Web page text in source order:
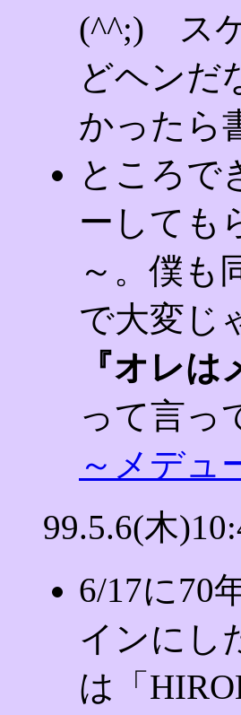
(^^;) ス
どヘンだ
かったら
ところで
ーしても
～。僕も
で大変じ
『オレ
って言っ
～メデュ
99.5.6(木
6/17に70
インにし
は「